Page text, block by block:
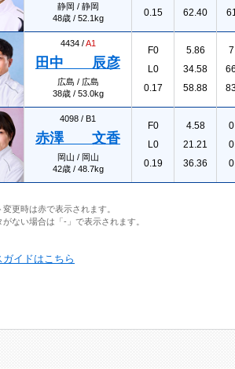
静岡 / 静岡
48歳 / 52.1kg
0.15
62.40
4434 /A1
田中 辰彦
広島 / 広島
38歳 / 53.0kg
F0
L0
0.17
5.86
34.58
58.88
4098 / B1
赤澤 文香
岡山 / 岡山
42歳 / 48.7kg
F0
L0
0.19
4.58
21.21
36.36
更時は赤で表示されます。
ない場合は「-」で表示されます。
イドはこちら